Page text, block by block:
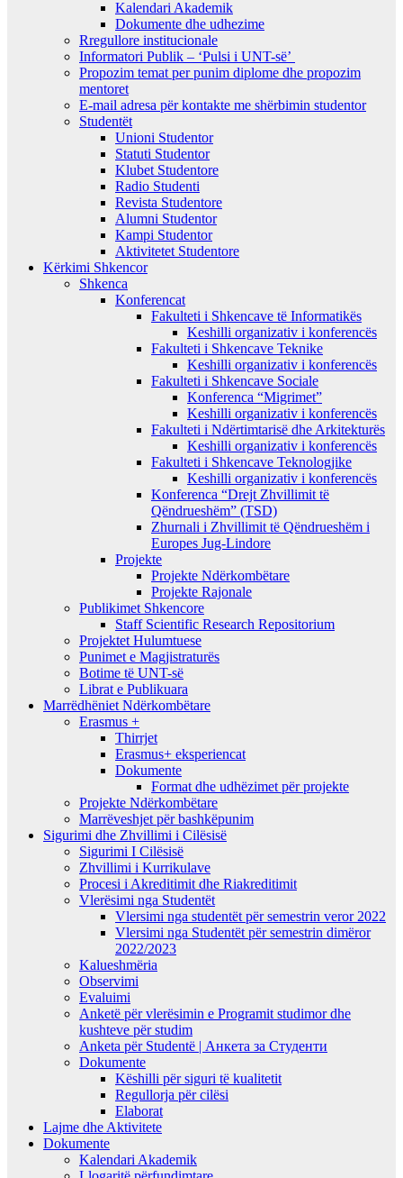
Kalendari Akademik
Dokumente dhe udhezime
Rregullore institucionale
Informatori Publik – ‘Pulsi i UNT-së’
Propozim temat per punim diplome dhe propozim
mentoret
E-mail adresa për kontakte me shërbimin studentor
Studentët
Unioni Studentor
Statuti Studentor
Klubet Studentore
Radio Studenti
Revista Studentore
Alumni Studentor
Kampi Studentor
Aktivitetet Studentore
Kërkimi Shkencor
Shkenca
Konferencat
Fakulteti i Shkencave të Informatikës
Keshilli organizativ i konferencës
Fakulteti i Shkencave Teknike
Keshilli organizativ i konferencës
Fakulteti i Shkencave Sociale
Konferenca “Migrimet”
Keshilli organizativ i konferencës
Fakulteti i Ndërtimtarisë dhe Arkitekturës
Keshilli organizativ i konferencës
Fakulteti i Shkencave Teknologjike
Keshilli organizativ i konferencës
Konferenca “Drejt Zhvillimit të
Qëndrueshëm” (TSD)
Zhurnali i Zhvillimit të Qëndrueshëm i
Europes Jug-Lindore
Projekte
Projekte Ndërkombëtare
Projekte Rajonale
Publikimet Shkencore
Staff Scientific Research Repositorium
Projektet Hulumtuese
Punimet e Magjistraturës
Botime të UNT-së
Librat e Publikuara
Marrëdhëniet Ndërkombëtare
Erasmus +
Thirrjet
Erasmus+ eksperiencat
Dokumente
Format dhe udhëzimet për projekte
Projekte Ndërkombëtare
Marrëveshjet për bashkëpunim
Sigurimi dhe Zhvillimi i Cilësisë
Sigurimi I Cilësisë
Zhvillimi i Kurrikulave
Procesi i Akreditimit dhe Riakreditimit
Vlerësimi nga Studentët
Vlersimi nga studentët për semestrin veror 2022
Vlersimi nga Studentët për semestrin dimëror
2022/2023
Kalueshmëria
Observimi
Evaluimi
Anketë për vlerësimin e Programit studimor dhe
kushteve për studim
Anketa për Studentë | Анкета за Студенти
Dokumente
Këshilli për siguri të kualitetit
Regullorja për cilësi
Elaborat
Lajme dhe Aktivitete
Dokumente
Kalendari Akademik